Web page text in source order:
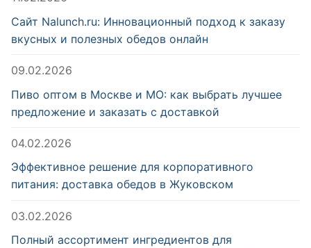
Сайт Nalunch.ru: Инновационный подход к заказу
вкусных и полезных обедов онлайн
09.02.2026
Пиво оптом в Москве и МО: как выбрать лучшее
предложение и заказать с доставкой
04.02.2026
Эффективное решение для корпоративного
питания: доставка обедов в Жуковском
03.02.2026
Полный ассортимент ингредиентов для